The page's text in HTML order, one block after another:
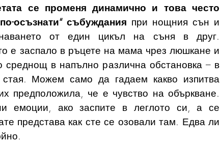
се променя динамично и това често
осъзнати“ събуждания при нощния сън и
от един цикъл на съня в друг.
е заспало в ръцете на мама чрез люшкане и
в напълно различна обстановка – в
Можем само да гадаем какво изпитва
предположила, че е чувство на объркване.
емоции, ако заспите в леглото си, а се
представа как сте се озовали там. Едва ли